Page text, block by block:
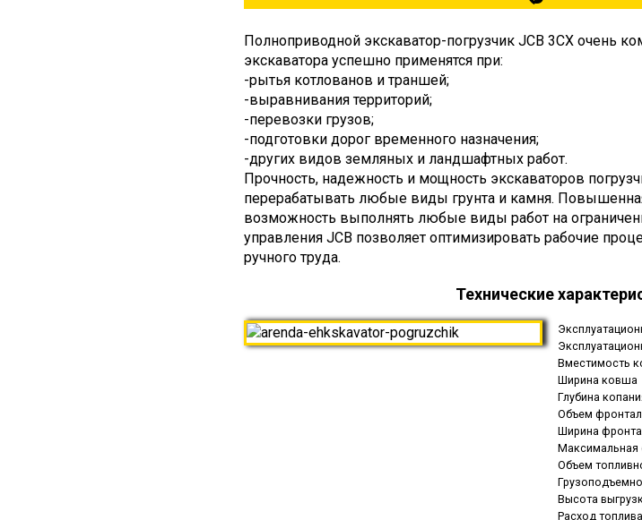
Полноприводной экскаватор-погрузчик JCB 3CX очень
экскаватора успешно применятся при:
-рытья котлованов и траншей;
-выравнивания территорий;
-перевозки грузов;
-подготовки дорог временного назначения;
-других видов земляных и ландшафтных работ.
Прочность, надежность и мощность экскаваторов
перерабатывать любые виды грунта и камня.
возможность выполнять любые виды работ на
управления JCB позволяет оптимизировать рабочие
ручного труда.
Технические
Вместимость
Ширина ковша
Глубина
Объем
Ширина
Максимальная
Объем
Высота
Расход топлива